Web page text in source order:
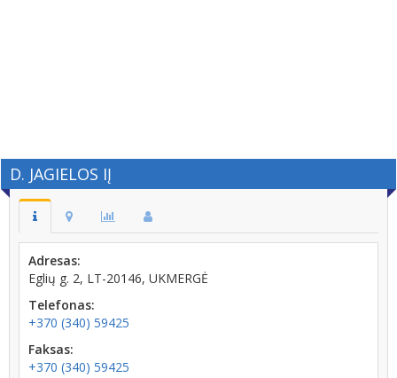
D. JAGIELOS IĮ
Adresas:
Eglių g. 2, LT-20146, UKMERGĖ
Telefonas:
+370 (340) 59425
Faksas:
+370 (340) 59425